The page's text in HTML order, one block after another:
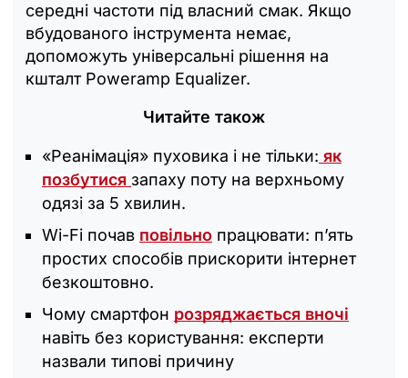
середні частоти під власний смак. Якщо
вбудованого інструмента немає,
допоможуть універсальні рішення на
кшталт Poweramp Equalizer.
Читайте також
«Реанімація» пуховика і не тільки: як
позбутися запаху поту на верхньому
одязі за 5 хвилин.
Wi-Fi почав повільно працювати: п’ять
простих способів прискорити інтернет
безкоштовно.
Чому смартфон розряджається вночі
навіть без користування: експерти
назвали типові причину